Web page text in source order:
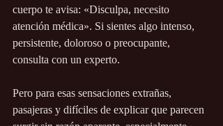
cuerpo te avisa: «Disculpa, necesito
atención médica». Si sientes algo intenso,
persistente, doloroso o preocupante,
consulta con un experto.
Pero para esas sensaciones extrañas,
pasajeras y difíciles de explicar que parecen